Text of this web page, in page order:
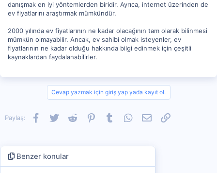
danışmak en iyi yöntemlerden biridir. Ayrıca, internet üzerinden de
ev fiyatlarını araştırmak mümkündür.
2000 yılında ev fiyatlarının ne kadar olacağının tam olarak bilinmesi
mümkün olmayabilir. Ancak, ev sahibi olmak isteyenler, ev
fiyatlarının ne kadar olduğu hakkında bilgi edinmek için çeşitli
kaynaklardan faydalanabilirler.
Cevap yazmak için giriş yap yada kayıt ol.
Paylaş: Facebook
TwitterReddit PinterestTumblrWhatsApp
E-postaLink
Benzer konular